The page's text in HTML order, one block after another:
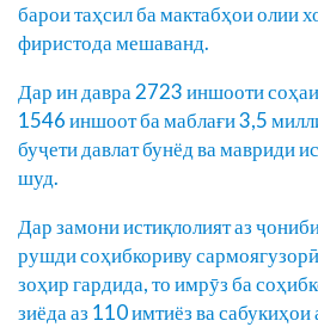
барои таҳсил ба мактабҳои олии
фиристода мешаванд.
Дар ин давра 2723 иншооти
1546 иншоот ба маблағи 3,5
буҷети давлат бунёд ва мавриди
шуд.
Дар замони истиқлолият аз
рушди соҳибкориву
зоҳир гардида, то имрӯз ба
зиёда аз 110 имтиёз ва